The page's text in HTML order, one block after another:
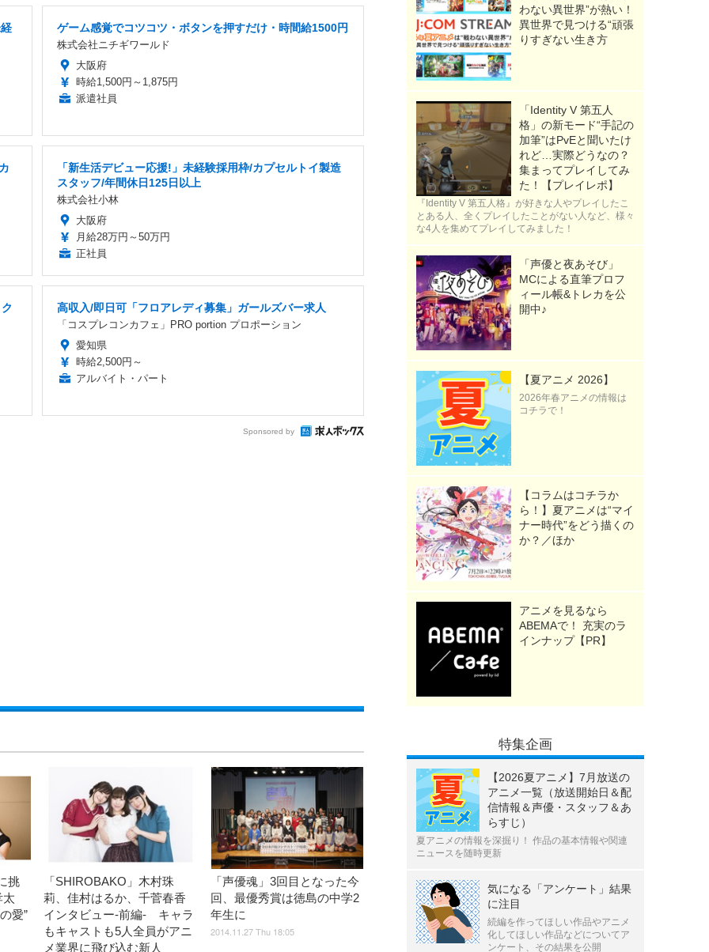
ゲーム感覚でコツコツ・ボタンを押すだけ・時間給1500円
株式会社ニチギワールド
大阪府
時給1,500円～1,875円
派遣社員
「新生活デビュー応援!」未経験採用枠/カプセルトイ製造
スタッフ/年間休日125日以上
株式会社小林
大阪府
月給28万円～50万円
正社員
高収入/即日可「フロアレディ募集」ガールズバー求人
「コスプレコンカフェ」PRO portion プロポーション
愛知県
時給2,500円～
アルバイト・パート
Sponsored by
挑
太
愛”
「SHIROBAKO」木村珠
莉、佳村はるか、千菅春香
インタビュー-前編- キャラ
もキャストも5人全員がアニ
メ業界に飛び込む新人
「声優魂」3回目となった今
回、最優秀賞は徳島の中学2
年生に
2014.11.27 Thu 18:05
わない異世界”が熱い！
異世界で見つける“頑張
りすぎない生き方
「Identity V 第五人
格」の新モード“手記の
加筆”はPvEと聞いたけ
れど…実際どうなの？
集まってプレイしてみ
た！【プレイレポ】
『Identity V 第五人格』が好きな人やプレイしたこ
とある人、全くプレイしたことがない人など、様々
な4人を集めてプレイしてみました！
「声優と夜あそび」
MCによる直筆プロフ
ィール帳&トレカを公
開中♪
【夏アニメ 2026】
2026年春アニメの情報は
コチラで！
【コラムはコチラか
ら！】夏アニメは“マイ
ナー時代”をどう描くの
か？／ほか
アニメを見るなら
ABEMAで！ 充実のラ
インナップ【PR】
特集企画
【2026夏アニメ】7月放送の
アニメ一覧（放送開始日＆配
信情報＆声優・スタッフ＆あ
らすじ）
夏アニメの情報を深掘り！ 作品の基本情報や関連
ニュースを随時更新
気になる「アンケート」結果
に注目
続編を作ってほしい作品やアニメ
化してほしい作品などについてア
ンケート、その結果を公開